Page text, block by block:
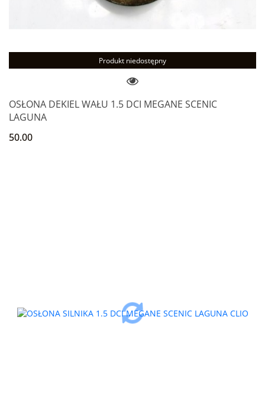
Produkt niedostępny
OSŁONA DEKIEL WAŁU 1.5 DCI MEGANE SCENIC
LAGUNA
50.00